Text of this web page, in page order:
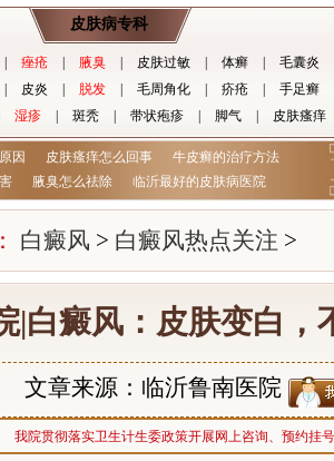
皮肤病专科
痤疮 腋臭 皮肤过敏 体癣
毛囊炎
皮炎 脱发 毛周角化 疥疮
手足癣
湿疹 斑秃 带状疱疹 脚气 皮肤瘙痒
因 皮肤瘙痒怎么回事
牛皮癣的治疗方法
腋臭怎么祛除 临沂最好的皮肤病医院
白癜风 > 白癜风热点关注 >
|白癜风：皮肤变白，
文章来源：临沂鲁南医院
我院贯彻落实卫生计生委政策开展网上咨询、预约挂